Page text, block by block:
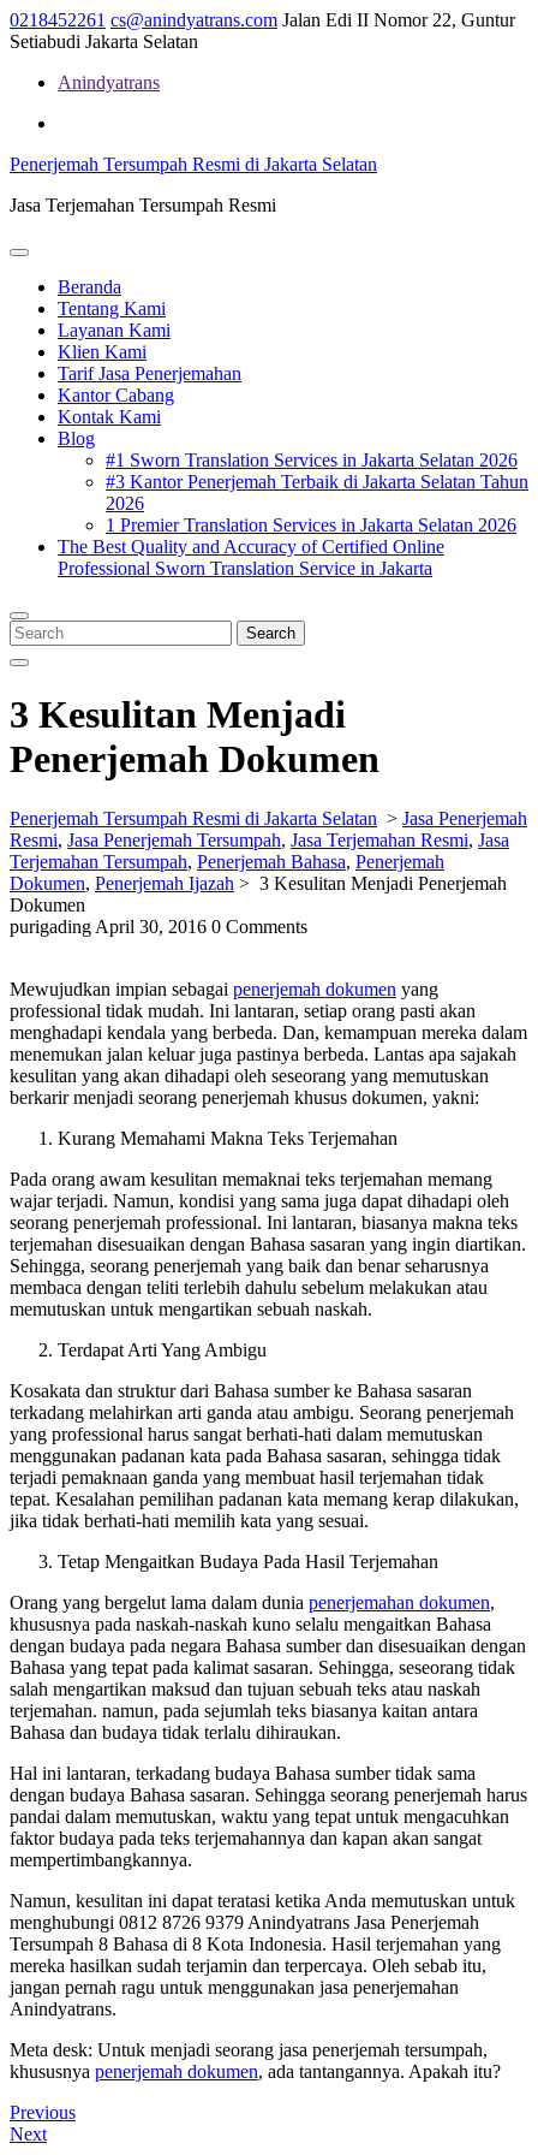
Skip
to
0218452261 cs@anindyatrans.com Jalan Edi II Nomor 22, Guntur
Setiabudi Jakarta Selatan
Anindyatrans
Penerjemah Tersumpah Resmi di Jakarta Selatan
Jasa Terjemahan Tersumpah Resmi
Open
Beranda
Tentang Kami
Layanan Kami
Klien Kami
Tarif Jasa Penerjemahan
Kantor Cabang
Kontak Kami
Blog
#1 Sworn Translation Services in Jakarta Selatan 2026
#3 Kantor Penerjemah Terbaik di Jakarta Selatan Tahun
2026
1 Premier Translation Services in Jakarta Selatan 2026
The Best Quality and Accuracy of Certified Online
Professional Sworn Translation Service in Jakarta
Close
Menu
Search
for:
Search
3 Kesulitan Menjadi
Penerjemah Dokumen
Penerjemah Tersumpah Resmi di Jakarta Selatan > Jasa Penerjemah
Resmi, Jasa Penerjemah Tersumpah, Jasa Terjemahan Resmi, Jasa
Terjemahan Tersumpah, Penerjemah Bahasa, Penerjemah
Dokumen, Penerjemah Ijazah > 3 Kesulitan Menjadi Penerjemah
Dokumen
purigading April 30, 2016 0 Comments
Mewujudkan impian sebagai penerjemah dokumen yang
professional tidak mudah. Ini lantaran, setiap orang pasti akan
menghadapi kendala yang berbeda. Dan, kemampuan mereka dalam
menemukan jalan keluar juga pastinya berbeda. Lantas apa sajakah
kesulitan yang akan dihadapi oleh seseorang yang memutuskan
berkarir menjadi seorang penerjemah khusus dokumen, yakni:
Kurang Memahami Makna Teks Terjemahan
Pada orang awam kesulitan memaknai teks terjemahan memang
wajar terjadi. Namun, kondisi yang sama juga dapat dihadapi oleh
seorang penerjemah professional. Ini lantaran, biasanya makna teks
terjemahan disesuaikan dengan Bahasa sasaran yang ingin diartikan.
Sehingga, seorang penerjemah yang baik dan benar seharusnya
membaca dengan teliti terlebih dahulu sebelum melakukan atau
memutuskan untuk mengartikan sebuah naskah.
Terdapat Arti Yang Ambigu
Kosakata dan struktur dari Bahasa sumber ke Bahasa sasaran
terkadang melahirkan arti ganda atau ambigu. Seorang penerjemah
yang professional harus sangat berhati-hati dalam memutuskan
menggunakan padanan kata pada Bahasa sasaran, sehingga tidak
terjadi pemaknaan ganda yang membuat hasil terjemahan tidak
tepat. Kesalahan pemilihan padanan kata memang kerap dilakukan,
jika tidak berhati-hati memilih kata yang sesuai.
Tetap Mengaitkan Budaya Pada Hasil Terjemahan
Orang yang bergelut lama dalam dunia penerjemahan dokumen,
khususnya pada naskah-naskah kuno selalu mengaitkan Bahasa
dengan budaya pada negara Bahasa sumber dan disesuaikan dengan
Bahasa yang tepat pada kalimat sasaran. Sehingga, seseorang tidak
salah mengartikan maksud dan tujuan sebuah teks atau naskah
terjemahan. namun, pada sejumlah teks biasanya kaitan antara
Bahasa dan budaya tidak terlalu dihiraukan.
Hal ini lantaran, terkadang budaya Bahasa sumber tidak sama
dengan budaya Bahasa sasaran. Sehingga seorang penerjemah harus
pandai dalam memutuskan, waktu yang tepat untuk mengacuhkan
faktor budaya pada teks terjemahannya dan kapan akan sangat
mempertimbangkannya.
Namun, kesulitan ini dapat teratasi ketika Anda memutuskan untuk
menghubungi 0812 8726 9379 Anindyatrans Jasa Penerjemah
Tersumpah 8 Bahasa di 8 Kota Indonesia. Hasil terjemahan yang
mereka hasilkan sudah terjamin dan terpercaya. Oleh sebab itu,
jangan pernah ragu untuk menggunakan jasa penerjemahan
Anindyatrans.
Meta desk: Untuk menjadi seorang jasa penerjemah tersumpah,
khususnya penerjemah dokumen, ada tantangannya. Apakah itu?
Post
Previous
Post
Previous
Next
Next